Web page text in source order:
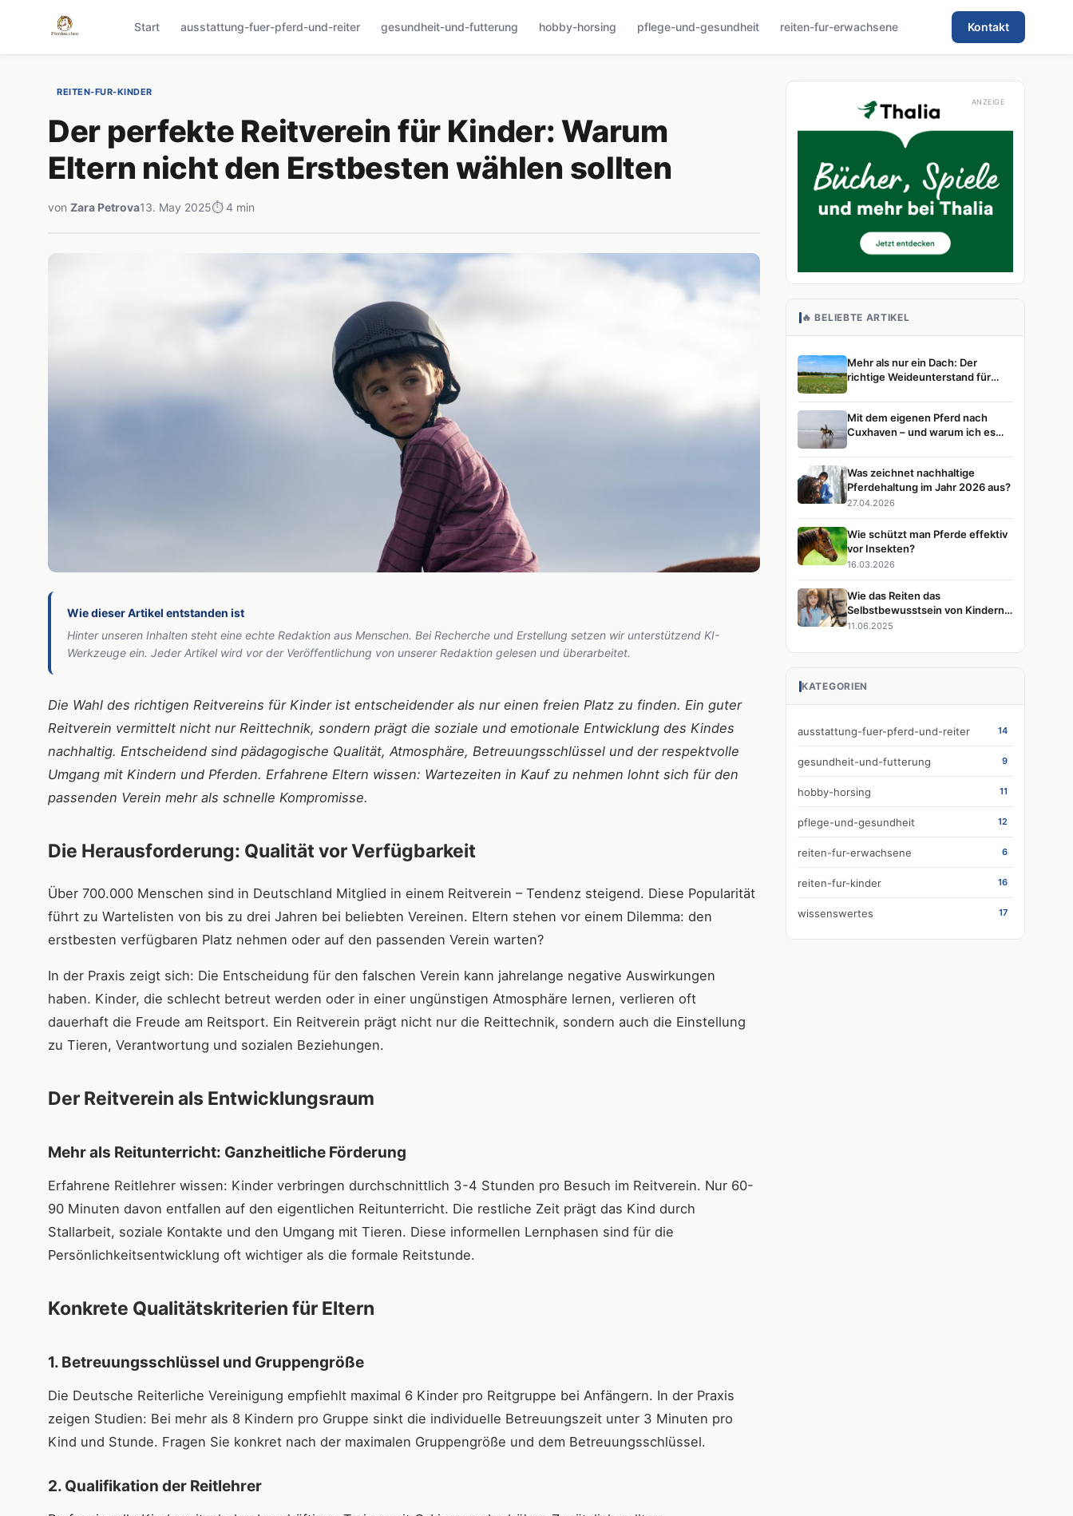
Start ausstattung-fuer-pferd-und-reiter gesundheit-und-futterung hobby-horsing pflege-und-gesundheit reiten-fur-erwachsene Kontakt
REITEN-FUR-KINDER
Der perfekte Reitverein für Kinder: Warum
Eltern nicht den Erstbesten wählen sollten
von Zara Petrova13. May 2025⏱ 4 min
Wie dieser Artikel entstanden ist
Hinter unseren Inhalten steht eine echte Redaktion aus Menschen. Bei Recherche und Erstellung setzen wir unterstützend KI-
Werkzeuge ein. Jeder Artikel wird vor der Veröffentlichung von unserer Redaktion gelesen und überarbeitet.
Die Wahl des richtigen Reitvereins für Kinder ist entscheidender als nur einen freien Platz zu finden. Ein guter
Reitverein vermittelt nicht nur Reittechnik, sondern prägt die soziale und emotionale Entwicklung des Kindes
nachhaltig. Entscheidend sind pädagogische Qualität, Atmosphäre, Betreuungsschlüssel und der respektvolle
Umgang mit Kindern und Pferden. Erfahrene Eltern wissen: Wartezeiten in Kauf zu nehmen lohnt sich für den
passenden Verein mehr als schnelle Kompromisse.
Die Herausforderung: Qualität vor Verfügbarkeit
Über 700.000 Menschen sind in Deutschland Mitglied in einem Reitverein – Tendenz steigend. Diese Popularität
führt zu Wartelisten von bis zu drei Jahren bei beliebten Vereinen. Eltern stehen vor einem Dilemma: den
erstbesten verfügbaren Platz nehmen oder auf den passenden Verein warten?
In der Praxis zeigt sich: Die Entscheidung für den falschen Verein kann jahrelange negative Auswirkungen
haben. Kinder, die schlecht betreut werden oder in einer ungünstigen Atmosphäre lernen, verlieren oft
dauerhaft die Freude am Reitsport. Ein Reitverein prägt nicht nur die Reittechnik, sondern auch die Einstellung
zu Tieren, Verantwortung und sozialen Beziehungen.
Der Reitverein als Entwicklungsraum
Mehr als Reitunterricht: Ganzheitliche Förderung
Erfahrene Reitlehrer wissen: Kinder verbringen durchschnittlich 3-4 Stunden pro Besuch im Reitverein. Nur 60-
90 Minuten davon entfallen auf den eigentlichen Reitunterricht. Die restliche Zeit prägt das Kind durch
Stallarbeit, soziale Kontakte und den Umgang mit Tieren. Diese informellen Lernphasen sind für die
Persönlichkeitsentwicklung oft wichtiger als die formale Reitstunde.
Konkrete Qualitätskriterien für Eltern
1. Betreuungsschlüssel und Gruppengröße
Die Deutsche Reiterliche Vereinigung empfiehlt maximal 6 Kinder pro Reitgruppe bei Anfängern. In der Praxis
zeigen Studien: Bei mehr als 8 Kindern pro Gruppe sinkt die individuelle Betreuungszeit unter 3 Minuten pro
Kind und Stunde. Fragen Sie konkret nach der maximalen Gruppengröße und dem Betreuungsschlüssel.
2. Qualifikation der Reitlehrer
🔥 BELIEBTE ARTIKEL
Mehr als nur ein Dach: Der
richtige Weideunterstand für
Mit dem eigenen Pferd nach
Cuxhaven – und warum ich es
Was zeichnet nachhaltige
Pferdehaltung im Jahr 2026 aus?
27.04.2026
Wie schützt man Pferde effektiv
vor Insekten?
16.03.2026
Wie das Reiten das
Selbstbewusstsein von Kindern
stärkt
11.06.2025
KATEGORIEN
ausstattung-fuer-pferd-und-reiter 14
gesundheit-und-futterung 9
hobby-horsing 11
pflege-und-gesundheit 12
reiten-fur-erwachsene 6
reiten-fur-kinder 16
wissenswertes 17